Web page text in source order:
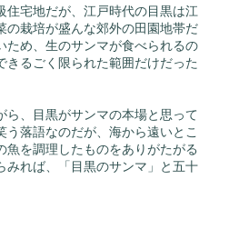
住宅地だが、江戸時代の目黒は江
の栽培が盛んな郊外の田園地帯だ
ため、生のサンマが食べられるの
きるごく限られた範囲だけだった
ら、目黒がサンマの本場と思って
う落語なのだが、海から遠いとこ
魚を調理したものをありがたがる
みれば、「目黒のサンマ」と五十